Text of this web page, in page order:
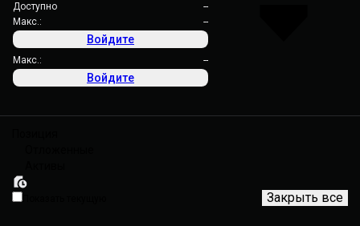
Доступно
--
Макс.:
--
Войдите
Макс.: --
Войдите
Закрыть все